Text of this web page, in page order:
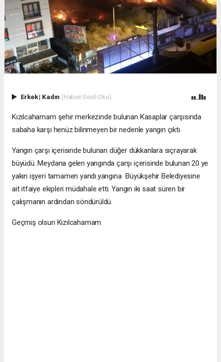
Erkek| Kadın (Haberi Sesli Oku)
Kızılcahamam şehir merkezinde bulunan Kasaplar çarşısında
sabaha karşı henüz bilinmeyen bir nedenle yangın çıktı.
Yangın çarşı içerisinde bulunan düğer dükkanlara sıçrayarak
büyüdü. Meydana gelen yangında çarşı içerisinde bulunan 20 ye
yakın işyeri tamamen yandı.yangına Büyükşehir Belediyesine
ait itfaiye ekipleri müdahale etti. Yangın iki saat süren bir
çalışmanın ardından söndürüldü.
Geçmiş olsun Kızılcahamam